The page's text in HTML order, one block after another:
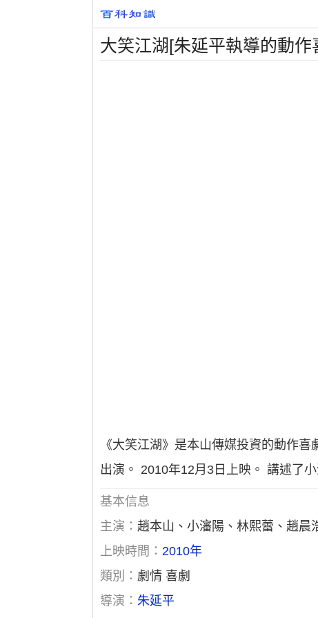
大笑江湖[朱延平執導的動作
《大笑江湖》是本山傳媒投資的動作
出演。 2010年12月3日上映。 講述了
基本信息
主演： 趙本山、小瀋陽、林熙蕾、趙晨
上映時間：2010年
類別： 劇情 喜劇
導演：朱延平